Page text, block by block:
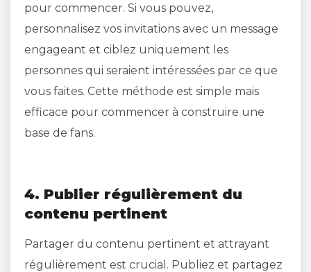
pour commencer. Si vous pouvez,
personnalisez vos invitations avec un message
engageant et ciblez uniquement les
personnes qui seraient intéressées par ce que
vous faites. Cette méthode est simple mais
efficace pour commencer à construire une
base de fans.
4. Publier régulièrement du
contenu pertinent
Partager du contenu pertinent et attrayant
régulièrement est crucial. Publiez et partagez